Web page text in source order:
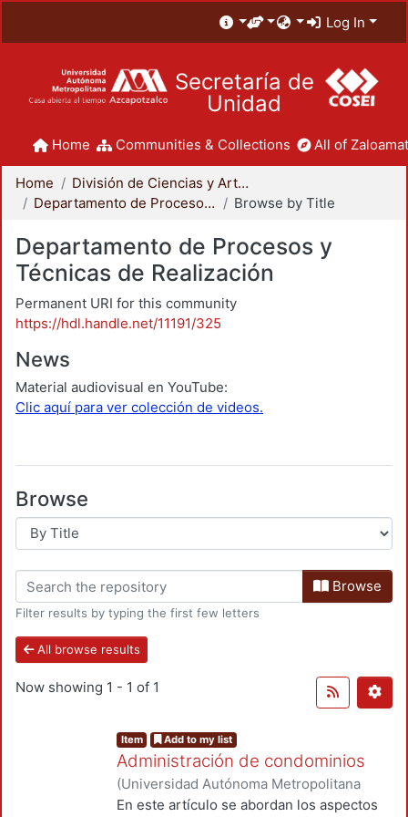
Log In
Secretaría de
Unidad
Home Communities & Collections All of
Home
División de Ciencias y Artes para el Diseño
Departamento de Procesos y Técnicas de Realización
Browse by Title
Departamento de Procesos y
Técnicas de Realización
Permanent URI for this community
https://hdl.handle.net/11191/325
News
Material audiovisual en YouTube:
Clic aquí para ver colección de videos.
Browse
Browse
Filter results by typing the first few letters
All browse results
Now showing 1 - 1 of 1
Item Add to my list
Administración de condominios
(Universidad Autónoma Metropolitana
(México). Unidad Azcapotzalco. División
En este artículo se abordan los aspectos